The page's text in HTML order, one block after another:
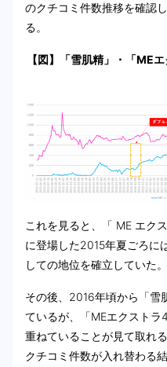
のクチコミ件数推移を確認
る。
【図】「雪肌精」・「ME
これを見ると、「 ME エク
に登場した2015年夏ごろに
しての地位を確立していた。
その後、2016年頃から「雪
ているが、「MEエクスト
重ねていることが見て取れ
クチコミ件数が入れ替わる